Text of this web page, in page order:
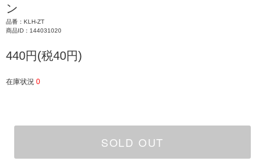
ン
品番：KLH-ZT
商品ID：144031020
440円(税40円)
在庫状況 0
SOLD OUT